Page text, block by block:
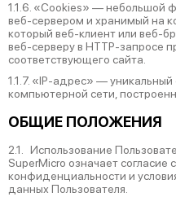
1.1.6. «Cookies» — небольшой
веб-сервером и хранимый на
который веб-клиент или веб-
веб-серверу в HTTP-запросе
соответствующего сайта.
1.1.7. «IP-адрес» — уникальный
компьютерной сети,
ОБЩИЕ ПОЛОЖЕНИЯ
2.1. Использование
SuperMicro означает согласие
конфиденциальности и
данных Пользователя.